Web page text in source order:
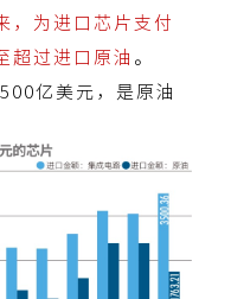
，为进口芯片支付
超过进口原油 。
亿美元，是原油